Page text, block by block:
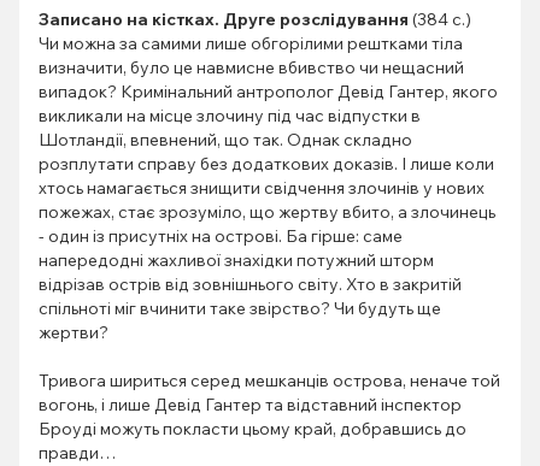
Записано на кістках. Друге розслідування (384 с.)
Чи можна за самими лише обгорілими рештками тіла
визначити, було це навмисне вбивство чи нещасний
випадок? Кримінальний антрополог Девід Гантер, якого
викликали на місце злочину під час відпустки в
Шотландії, впевнений, що так. Однак складно
розплутати справу без додаткових доказів. І лише коли
хтось намагається знищити свідчення злочинів у нових
пожежах, стає зрозуміло, що жертву вбито, а злочинець
- один із присутніх на острові. Ба гірше: саме
напередодні жахливої знахідки потужний шторм
відрізав острів від зовнішнього світу. Хто в закритій
спільноті міг вчинити таке звірство? Чи будуть ще
жертви?
Тривога шириться серед мешканців острова, неначе той
вогонь, і лише Девід Гантер та відставний інспектор
Броуді можуть покласти цьому край, добравшись до
правди…